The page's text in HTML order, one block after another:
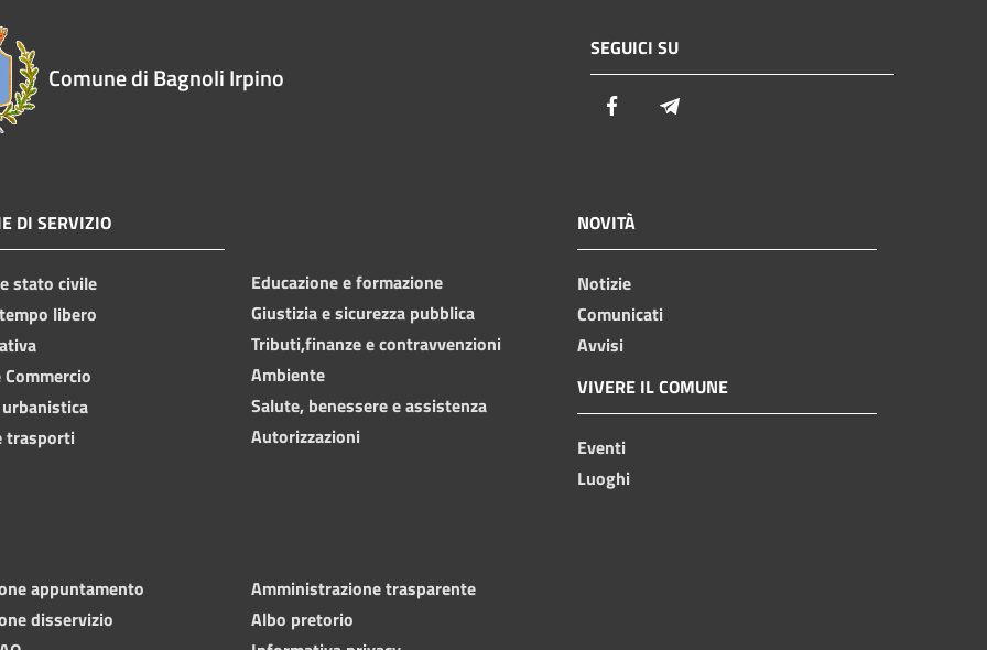
Comune di Bagnoli Irpino
SEGUICI SU
Facebook
DI SERVIZIO
stato civile
libero
trasporti
Educazione e formazione
Giustizia e sicurezza pubblica
Tributi,finanze e contravvenzioni
Ambiente
Salute, benessere e assistenza
Autorizzazioni
NOVITÀ
Notizie
Comunicati
Avvisi
VIVERE IL COMUNE
Eventi
Luoghi
appuntamento
disservizio
Amministrazione trasparente
Albo pretorio